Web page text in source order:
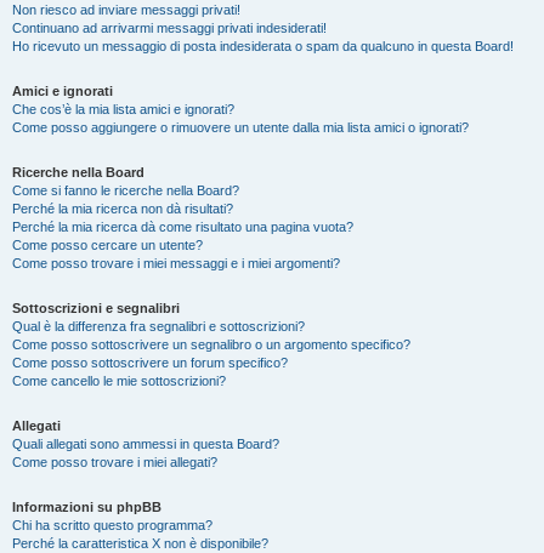
Non riesco ad inviare messaggi privati!
Continuano ad arrivarmi messaggi privati indesiderati!
Ho ricevuto un messaggio di posta indesiderata o spam da qualcuno in questa Board!
Amici e ignorati
Che cos’è la mia lista amici e ignorati?
Come posso aggiungere o rimuovere un utente dalla mia lista amici o ignorati?
Ricerche nella Board
Come si fanno le ricerche nella Board?
Perché la mia ricerca non dà risultati?
Perché la mia ricerca dà come risultato una pagina vuota?
Come posso cercare un utente?
Come posso trovare i miei messaggi e i miei argomenti?
Sottoscrizioni e segnalibri
Qual è la differenza fra segnalibri e sottoscrizioni?
Come posso sottoscrivere un segnalibro o un argomento specifico?
Come posso sottoscrivere un forum specifico?
Come cancello le mie sottoscrizioni?
Allegati
Quali allegati sono ammessi in questa Board?
Come posso trovare i miei allegati?
Informazioni su phpBB
Chi ha scritto questo programma?
Perché la caratteristica X non è disponibile?